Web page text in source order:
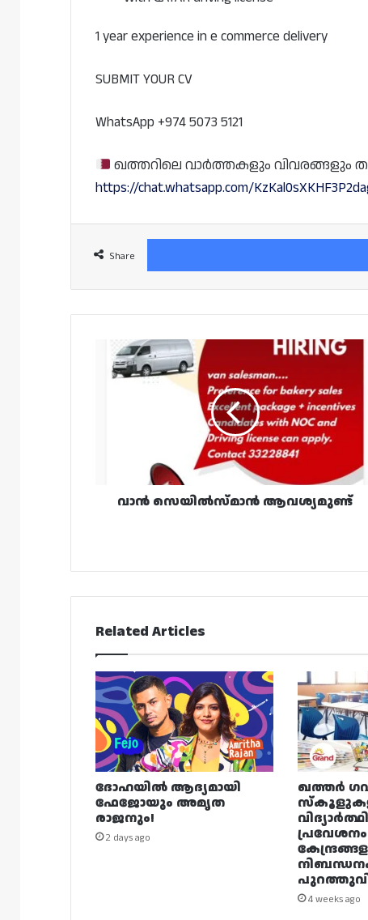
1 year experience in e commerce delivery
SUBMIT YOUR CV
WhatsApp +974 5073 5121
ഖത്തറിലെ വാർത്തകളും വിവരങ്ങളും
https://chat.whatsapp.com/
Share
സെയിൽസ്മാൻ
ആവശ്യമുണ്ട്
വാൻ സെയിൽസ്മാൻ ആവശ്യമുണ്ട്
Related Articles
ദോഹയിൽ ആദ്യമായി
ഫേജോയും അമൃത
രാജനും!
2 days ago
ഖത്തർ
4 weeks ago